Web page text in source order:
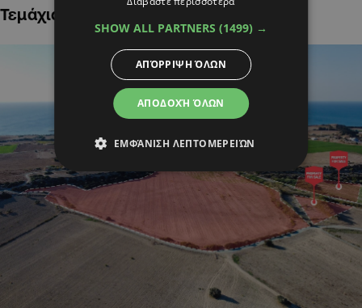
Τεμάχια Γης σε Οικιστικές Περιοχές
SHOW ALL PARTNERS (1499) →
ΑΠΟΔΟΧΉ ΌΛΩΝ
ΑΠΌΡΡΙΨΗ ΌΛΩΝ
ΕΜΦΆΝΙΣΗ ΛΕΠΤΟΜΕΡΕΙΏΝ